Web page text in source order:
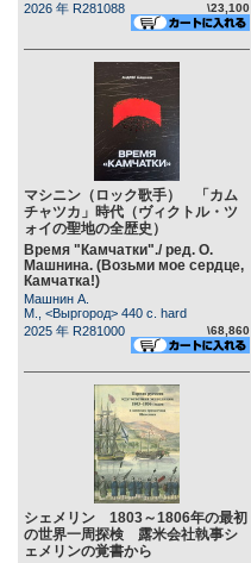
2026 年 R281088
\23,100
マシニン（ロック歌手） 「カム
チャツカ」時代（ヴィクトル・ツ
ォイの聖地の全歴史）
Время "Камчатки"./ ред. О.
Машнина. (Возьми мое сердце,
Камчатка!)
Машнин А.
М., <Выргород> 440 c. hard
2025 年 R281000
\68,860
シェメリン 1803～1806年の最初
の世界一周探検 露米会社執事シ
ェメリンの覚書から